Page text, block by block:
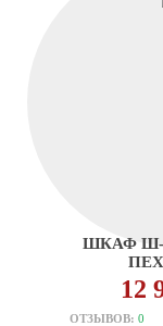
ШКАФ Ш-
12
ОТЗЫВОВ: 0